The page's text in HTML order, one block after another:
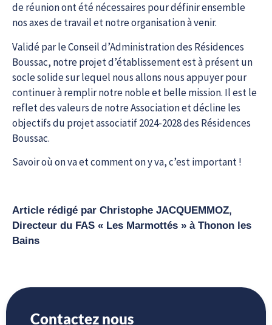
de réunion ont été nécessaires pour définir ensemble
nos axes de travail et notre organisation à venir.
Validé par le Conseil d’Administration des Résidences
Boussac, notre projet d’établissement est à présent un
socle solide sur lequel nous allons nous appuyer pour
continuer à remplir notre noble et belle mission. Il est le
reflet des valeurs de notre Association et décline les
objectifs du projet associatif 2024-2028 des Résidences
Boussac.
Savoir où on va et comment on y va, c’est important !
Article rédigé par Christophe JACQUEMMOZ,
Directeur du FAS « Les Marmottés » à Thonon les
Bains
Contactez nous